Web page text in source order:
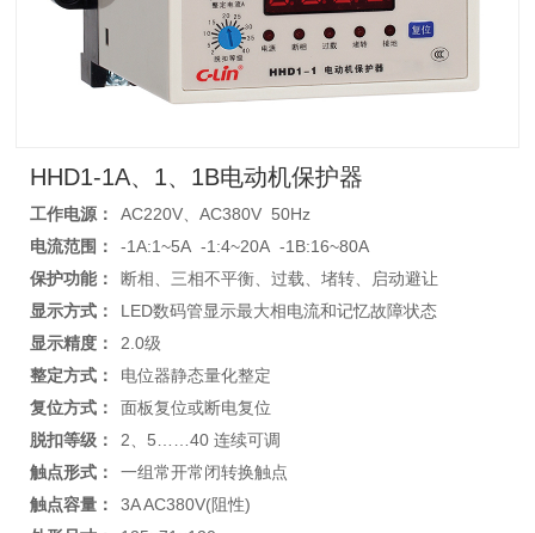
HHD1-1A、1、1B电动机保护器
工作电源：
AC220V、AC380V 50Hz
电流范围：
-1A:1~5A -1:4~20A -1B:16~80A
保护功能：
断相、三相不平衡、过载、堵转、启动避让
显示方式：
LED数码管显示最大相电流和记忆故障状态
显示精度：
2.0级
整定方式：
电位器静态量化整定
复位方式：
面板复位或断电复位
脱扣等级：
2、5……40 连续可调
触点形式：
一组常开常闭转换触点
触点容量：
3A AC380V(阻性)